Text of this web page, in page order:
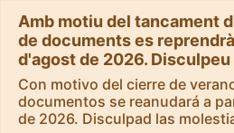
Amb motiu del tancament
de documents es
d'agost de 2026.
Con motivo del cierre de
documentos se reanudará a
de 2026. Disculpad las